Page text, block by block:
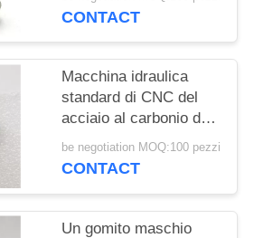
CONTACT
Macchina idraulica
standard di CNC del
acciaio al carbonio dei
puntali della piegatura
del tubo flessibile di
be negotiation MOQ:100 pezzi
CONTACT
Un gomito maschio